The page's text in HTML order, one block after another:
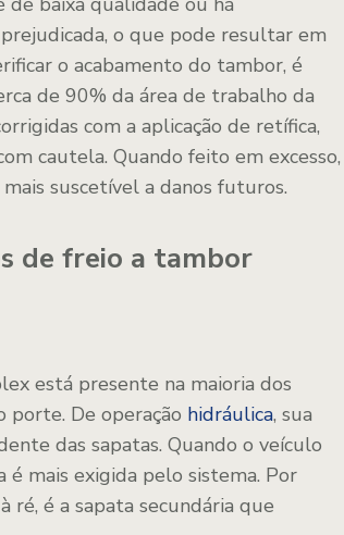
o que pode resultar em
o acabamento do tambor, é
de 90% da área de trabalho da
com a aplicação de retífica,
cautela. Quando feito em excesso,
suscetível a danos futuros.
de freio a tambor
está presente na maioria dos
porte. De operação hidráulica, sua
das sapatas. Quando o veículo
mais exigida pelo sistema. Por
ré, é a sapata secundária que